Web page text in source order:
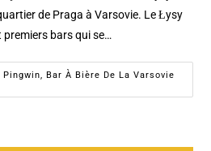
de Praga à Varsovie. Le Łysy
bars qui se…
Bar À Bière De La Varsovie